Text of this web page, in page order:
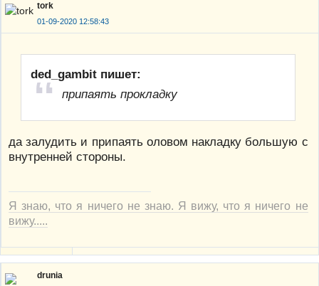
tork
01-09-2020 12:58:43
ded_gambit пишет:
припаять прокладку
да залудить и припаять оловом накладку большую с
внутренней стороны.
Я знаю, что я ничего не знаю. Я вижу, что я ничего не
вижу.....
drunia